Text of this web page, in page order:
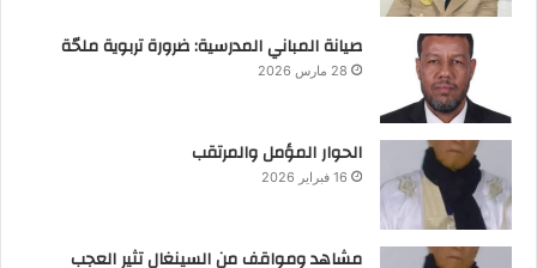
صيانة المباني المدرسية: ضرورة تربوية ملحّة
28 مارس 2026
الحوار المؤمل والمرتقب
16 فبراير 2026
مشاهد ومواقف من السينغال تثير العجب